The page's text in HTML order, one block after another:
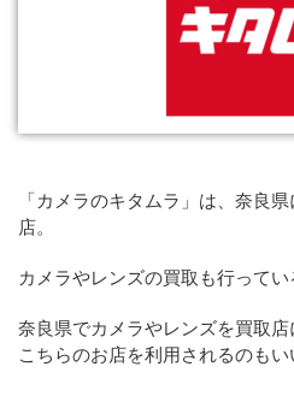
「カメラのキタムラ」は、奈良
店。
カメラやレンズの買取も行ってい
奈良県でカメラやレンズを買取店
こちらのお店を利用されるのもい